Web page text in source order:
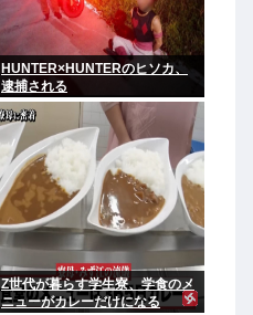
HUNTER×HUNTERのヒソカ、
逮捕される
Z世代が暮らす学生寮、学食のメ
ニューがカレーだけになる